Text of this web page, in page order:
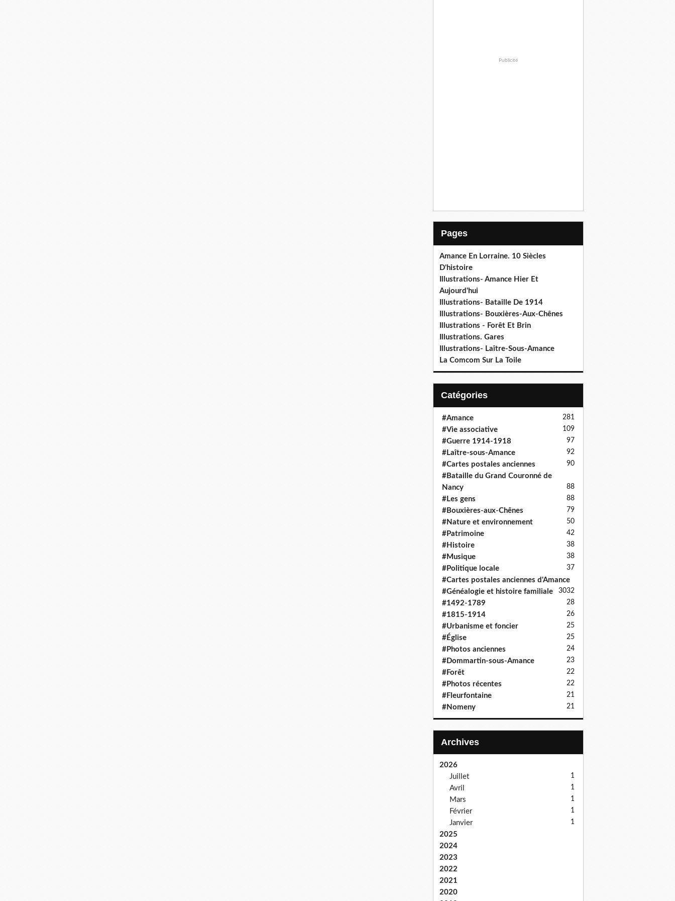
Publicité
Pages
Amance En Lorraine. 10 Siècles
D'histoire
Illustrations- Amance Hier Et
Aujourd'hui
Illustrations- Bataille De 1914
Illustrations- Bouxières-Aux-Chênes
Illustrations - Forêt Et Brin
Illustrations. Gares
Illustrations- Laître-Sous-Amance
La Comcom Sur La Toile
Catégories
#Amance 281
#Vie associative 109
#Guerre 1914-1918 97
#Laître-sous-Amance 92
#Cartes postales anciennes 90
#Bataille du Grand Couronné de
Nancy
88
#Les gens 88
#Bouxières-aux-Chênes 79
#Nature et environnement 50
#Patrimoine 42
#Histoire 38
#Musique 38
#Politique locale 37
#Cartes postales anciennes d'Amance
32
#Généalogie et histoire familiale 30
#1492-1789 28
#1815-1914 26
#Urbanisme et foncier 25
#Église 25
#Photos anciennes 24
#Dommartin-sous-Amance 23
#Forêt 22
#Photos récentes 22
#Fleurfontaine 21
#Nomeny 21
Archives
2026
Juillet
1
Avril 1
Mars 1
Février 1
Janvier 1
2025
2024
2023
2022
2021
2020